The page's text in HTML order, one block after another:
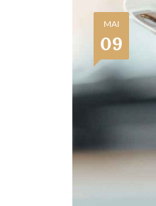
MAI
09